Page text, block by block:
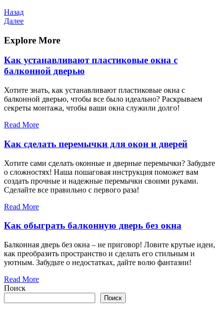
Навигация
по
записям
Предыдущая
запись
Назад
Следующая
Далее
Explore More
Как устанавливают пластиковые окна с
балконной дверью
Хотите знать, как устанавливают пластиковые окна с
балконной дверью, чтобы все было идеально? Раскрываем
секреты монтажа, чтобы ваши окна служили долго!
Read More
Как сделать перемычки для окон и дверей
Хотите сами сделать оконные и дверные перемычки? Забудьте
о сложностях! Наша пошаговая инструкция поможет вам
создать прочные и надежные перемычки своими руками.
Сделайте все правильно с первого раза!
Read More
Как обыграть балконную дверь без окна
Балконная дверь без окна – не приговор! Ловите крутые идеи,
как преобразить пространство и сделать его стильным и
уютным. Забудьте о недостатках, дайте волю фантазии!
Read More
Поиск
Поиск